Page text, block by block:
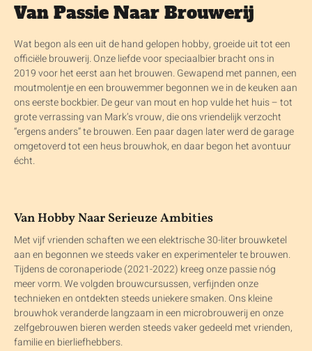
Van Passie Naar Brouwerij
Wat begon als een uit de hand gelopen hobby, groeide uit tot een
officiële brouwerij. Onze liefde voor speciaalbier bracht ons in
2019 voor het eerst aan het brouwen. Gewapend met pannen, een
moutmolentje en een brouwemmer begonnen we in de keuken aan
ons eerste bockbier. De geur van mout en hop vulde het huis – tot
grote verrassing van Mark’s vrouw, die ons vriendelijk verzocht
“ergens anders” te brouwen. Een paar dagen later werd de garage
omgetoverd tot een heus brouwhok, en daar begon het avontuur
écht.
Van Hobby Naar Serieuze Ambities
Met vijf vrienden schaften we een elektrische 30-liter brouwketel
aan en begonnen we steeds vaker en experimenteler te brouwen.
Tijdens de coronaperiode (2021-2022) kreeg onze passie nóg
meer vorm. We volgden brouwcursussen, verfijnden onze
technieken en ontdekten steeds uniekere smaken. Ons kleine
brouwhok veranderde langzaam in een microbrouwerij en onze
zelfgebrouwen bieren werden steeds vaker gedeeld met vrienden,
familie en bierliefhebbers.